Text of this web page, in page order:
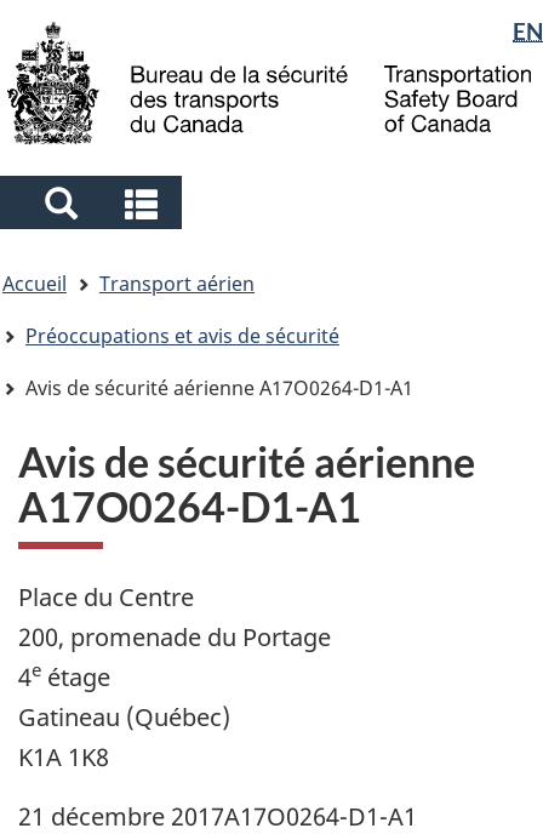
to
main
to
"About
government"
à
la
Sélection
de
la
langue
EN
Search
and
menus
and
menus
êtes
ici
Accueil
Transport aérien
Préoccupations et avis de sécurité
Avis de sécurité aérienne A17O0264-D1-A1
Avis de sécurité aérienne
A17O0264-D1-A1
Place du Centre
200, promenade du Portage
4e étage
Gatineau (Québec)
K1A 1K8
21 décembre 2017A17O0264-D1-A1